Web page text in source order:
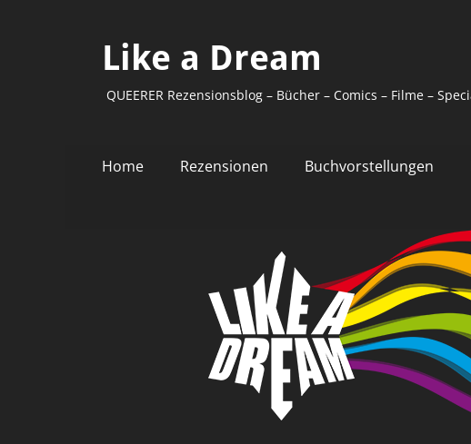
Like a Dream
QUEERER Rezensionsblog – Bücher – Comics – Filme –
Primäres
Inhalt
Home Rezensionen Buchvorstellungen